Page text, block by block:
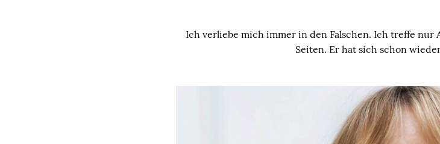
Ich verliebe mich immer in den Falschen. Ich treffe nur
Seiten. Er hat sich schon